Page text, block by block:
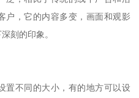
户，它的内容多变，画面和观影
刻的印象。
置不同的大小，有的地方可以设